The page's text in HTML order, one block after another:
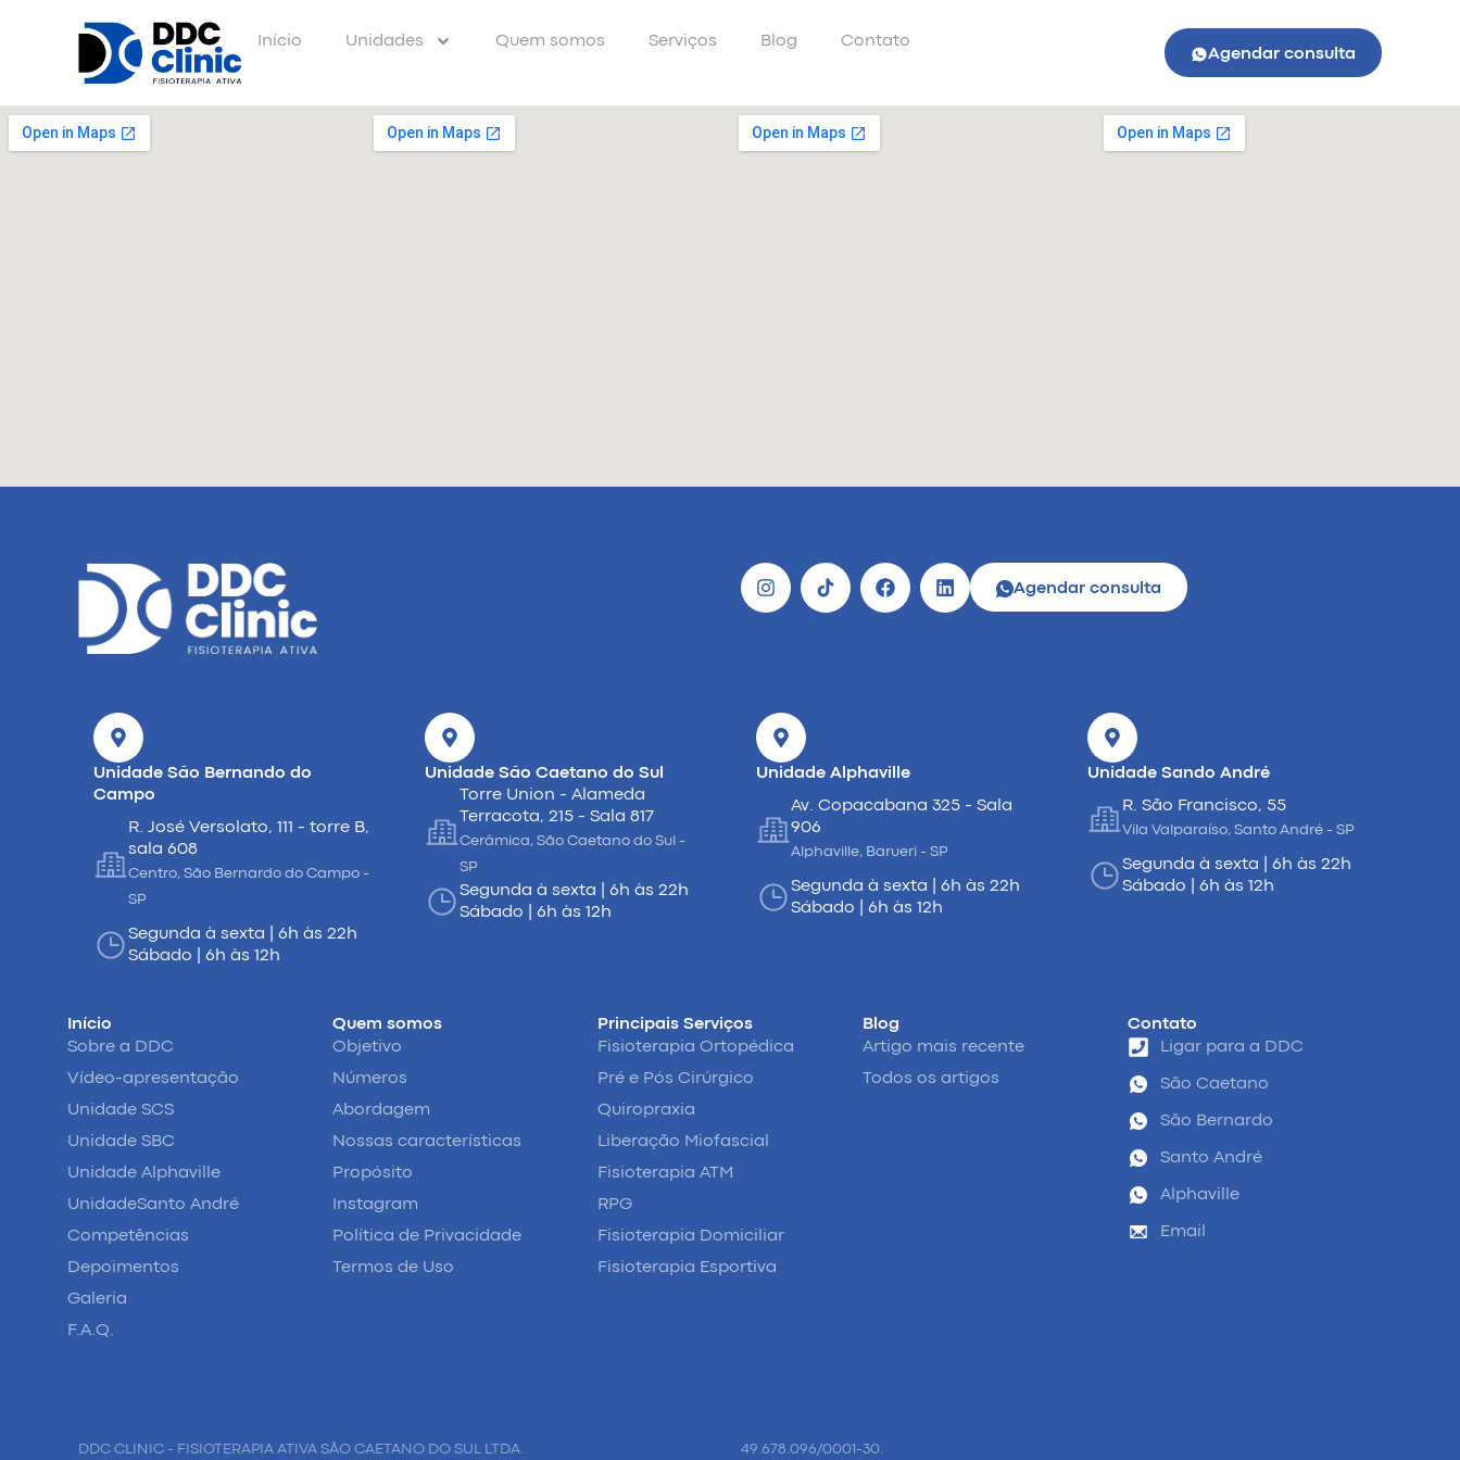
Início Unidades Quem somos Serviços Blog
Contato
Agendar consulta
Agendar consulta
Unidade São Bernando do
Campo
R. José Versolato, 111 - torre B,
sala 608
Centro, São Bernardo do Campo -
SP
Segunda à sexta | 6h às 22h
Sábado | 6h às 12h
Unidade São Caetano do Sul
Torre Union - Alameda
Terracota, 215 - Sala 817
Cerâmica, São Caetano do Sul -
SP
Segunda à sexta | 6h às 22h
Sábado | 6h às 12h
Unidade Alphaville
Av. Copacabana 325 - Sala
906
Alphaville, Barueri - SP
Segunda à sexta | 6h às 22h
Sábado | 6h às 12h
Unidade Sando André
R. São Francisco, 55
Vila Valparaíso, Santo André - SP
Segunda à sexta | 6h às 22h
Sábado | 6h às 12h
Início
Sobre a DDC
Vídeo-apresentação
Unidade SCS
Unidade SBC
Unidade Alphaville
UnidadeSanto André
Competências
Depoimentos
Galeria
F.A.Q.
Quem somos
Objetivo
Números
Abordagem
Nossas características
Propósito
Instagram
Política de Privacidade
Termos de Uso
Principais Serviços
Fisioterapia Ortopédica
Pré e Pós Cirúrgico
Quiropraxia
Liberação Miofascial
Fisioterapia ATM
RPG
Fisioterapia Domiciliar
Fisioterapia Esportiva
Blog
Artigo mais recente
Todos os artigos
Contato
Ligar para a DDC
São Caetano
São Bernardo
Santo André
Alphaville
Email
DDC CLINIC - FISIOTERAPIA ATIVA SÃO CAETANO DO SUL LTDA. 49.678.096/0001-30.